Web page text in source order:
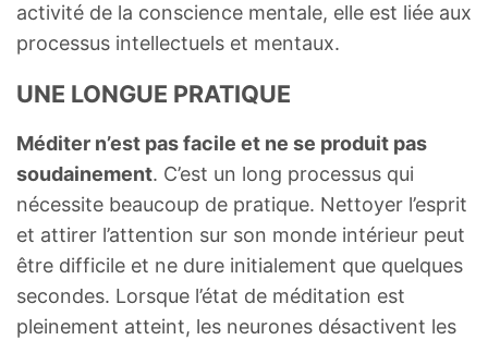
activité de la conscience mentale, elle est liée aux
processus intellectuels et mentaux.
UNE LONGUE PRATIQUE
Méditer n’est pas facile et ne se produit pas
soudainement. C’est un long processus qui
nécessite beaucoup de pratique. Nettoyer l’esprit
et attirer l’attention sur son monde intérieur peut
être difficile et ne dure initialement que quelques
secondes. Lorsque l’état de méditation est
pleinement atteint, les neurones désactivent les